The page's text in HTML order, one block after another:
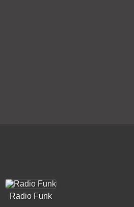
Radio Funk